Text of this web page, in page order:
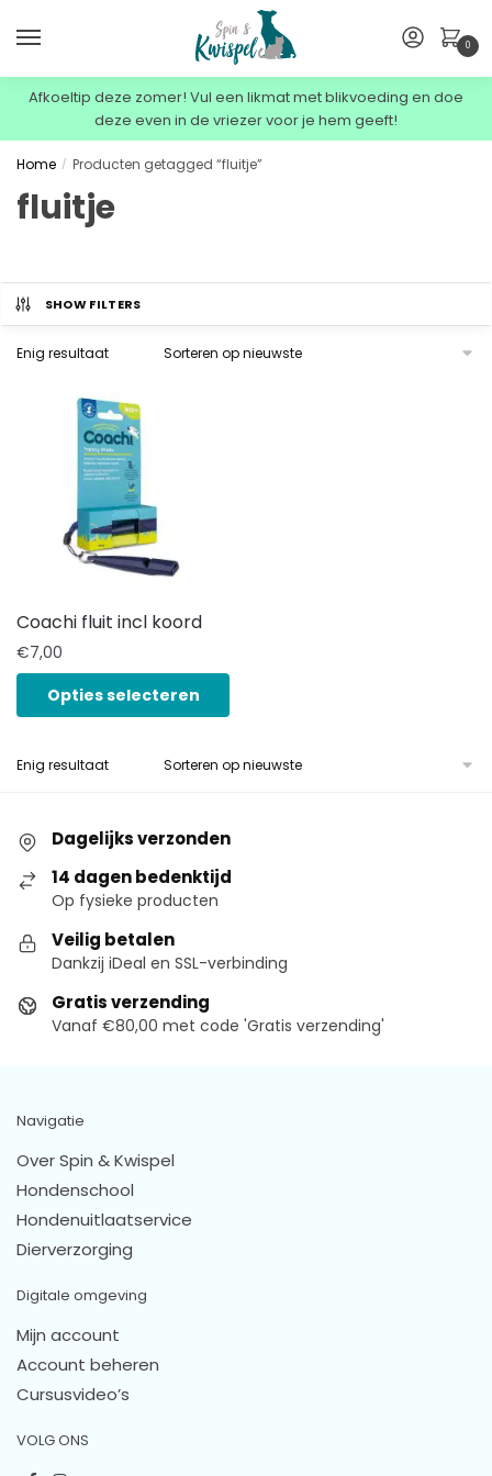
0
Afkoeltip deze zomer! Vul een likmat met blikvoeding en doe
deze even in de vriezer voor je hem geeft!
Home / Producten getagged “fluitje”
fluitje
SHOW FILTERS
Enig resultaat
Coachi fluit incl koord
€7,00
Opties selecteren
Enig resultaat
Dagelijks verzonden
14 dagen bedenktijd
Op fysieke producten
Veilig betalen
Dankzij iDeal en SSL-verbinding
Gratis verzending
Vanaf €80,00 met code 'Gratis verzending'
Navigatie
Over Spin & Kwispel
Hondenschool
Hondenuitlaatservice
Dierverzorging
Digitale omgeving
Mijn account
Account beheren
Cursusvideo’s
VOLG ONS